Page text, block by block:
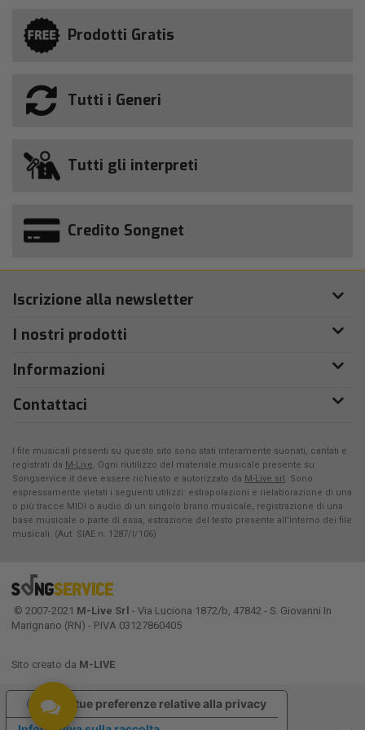
Prodotti Gratis
Tutti i Generi
Tutti gli interpreti
Credito Songnet
Iscrizione alla newsletter
I nostri prodotti
Informazioni
Contattaci
I file musicali presenti su questo sito sono stati interamente suonati, cantati e
registrati da M-Live. Ogni riutilizzo del materiale musicale presente su
Songservice.it deve essere richiesto e autorizzato da M-Live srl. Sono
espressamente vietati i seguenti utilizzi: estrapolazioni e rielaborazione di una
o più tracce MIDI o audio di un singolo brano musicale, registrazione di una
base musicale o parte di essa, estrazione del testo presente all'interno dei file
musicali. (Aut. SIAE n. 1287/I/106)
© 2007-2021 M-Live Srl - Via Luciona 1872/b, 47842 - S. Giovanni In
Marignano (RN) - P.IVA 03127860405
Sito creato da M-LIVE
Le tue preferenze relative alla privacy